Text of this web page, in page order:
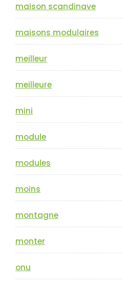
maison scandinave
maisons modulaires
meilleur
meilleure
mini
module
modules
moins
montagne
monter
onu